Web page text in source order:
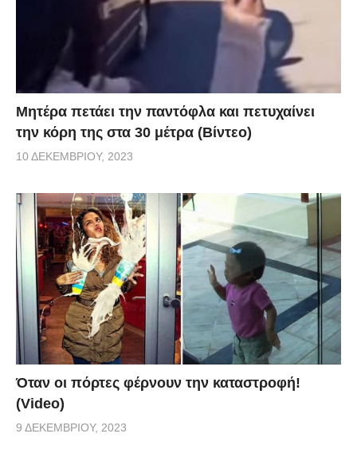
Μητέρα πετάει την παντόφλα και πετυχαίνει
την κόρη της στα 30 μέτρα (Βίντεο)
10 ΔΕΚΕΜΒΡΊΟΥ, 2023
Όταν οι πόρτες φέρνουν την καταστροφή!
(Video)
9 ΔΕΚΕΜΒΡΊΟΥ, 2023